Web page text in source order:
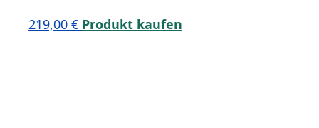
219,00 € Produkt kaufen